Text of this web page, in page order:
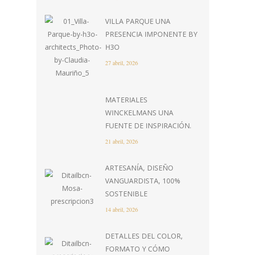
VILLA PARQUE UNA
PRESENCIA IMPONENTE BY
H3O
27 abril, 2026
MATERIALES
WINCKELMANS UNA
FUENTE DE INSPIRACIÓN.
21 abril, 2026
ARTESANÍA, DISEÑO
VANGUARDISTA, 100%
SOSTENIBLE
14 abril, 2026
DETALLES DEL COLOR,
FORMATO Y CÓMO